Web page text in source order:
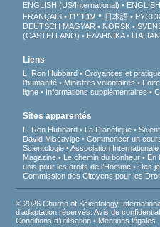
ENGLISH (US/International)
FRANÇAIS
עברית 日本語
DEUTSCH MAGYAR NORSK
(CASTELLANO)
ΕΛΛΗΝΙΚA
Liens
L. Ron Hubbard Croyances et
l’humanité
Ministres volontaires
ligne
Informations supplémentaires
Sites apparentés
L. Ron Hubbard La Dianétique
David Miscavige
Commencer un
Scientologie
Association
Magazine
Le chemin du bonheur En
unis pour les droits de l’Homme
Des
Commission des Citoyens pour les
© 2026 Church of Scientology
d’adaptation réservés.Avis de
Conditions d’utilisation • Mentions légales